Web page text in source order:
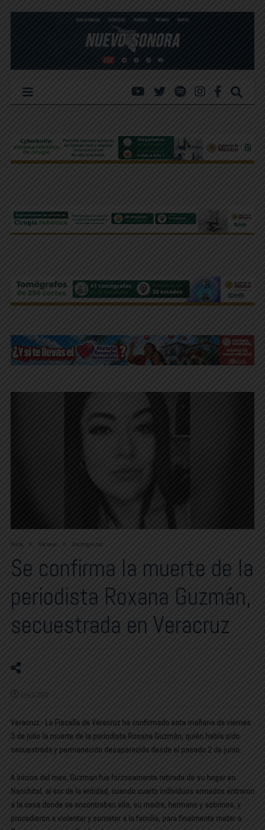
Home Nacional Uncategorized
Se confirma la muerte de la
periodista Roxana Guzmán,
secuestrada en Veracruz
julio 3, 2026
Veracruz.- La Fiscalía de Veracruz ha confirmado esta mañana de viernes
3 de julio la muerte de la periodista Roxana Guzmán, quién había sido
secuestrada y permanecido desaparecida desde el pasado 2 de junio.
A inicios del mes, Guzman fue forzosamente retirada de su hogar en
Nanchital, al sur de la entidad, cuando cuarto individuos armados entraron
a la casa donde se encontraban ella, su madre, hermano y sobrinos, y
procedieron a violentar y someter a la familia, para finalmente meter a